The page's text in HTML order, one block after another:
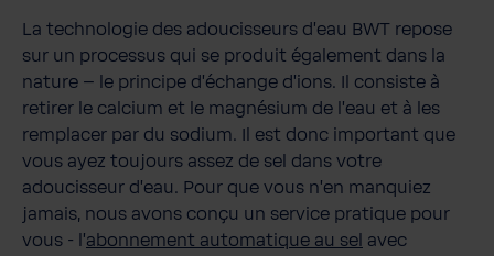
La technologie des adoucisseurs d'eau BWT repose
sur un processus qui se produit également dans la
nature – le principe d'échange d'ions. Il consiste à
retirer le calcium et le magnésium de l'eau et à les
remplacer par du sodium. Il est donc important que
vous ayez toujours assez de sel dans votre
adoucisseur d'eau. Pour que vous n'en manquiez
jamais, nous avons conçu un service pratique pour
vous - l'abonnement automatique au sel avec